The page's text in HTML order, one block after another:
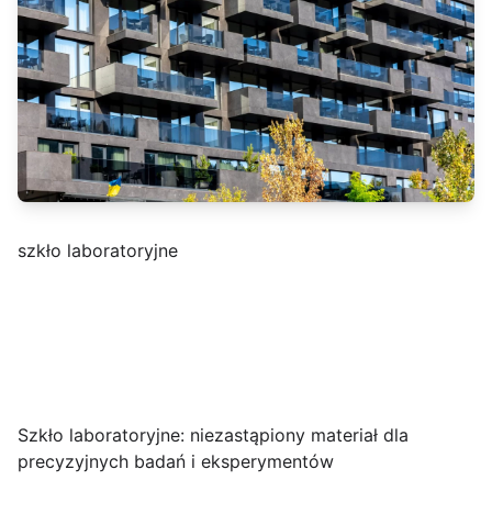
szkło laboratoryjne
Szkło laboratoryjne: niezastąpiony materiał dla
precyzyjnych badań i eksperymentów